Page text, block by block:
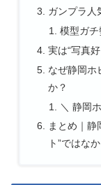
ガンプラ人
模型ガ
実は“写真
なぜ静岡ホ
か？
＼ 静岡
まとめ｜静
ト”ではな